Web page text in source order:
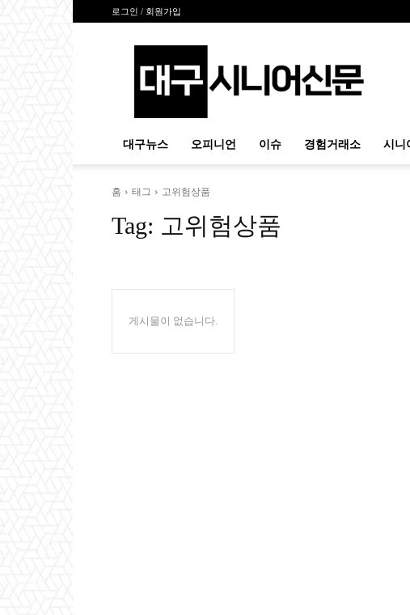
로그인 / 회원가입
시
대구뉴스 오피니언 이슈 경험거래소 시니
홈 태그 고위험상품
Tag: 고위험상품
게시물이 없습니다.